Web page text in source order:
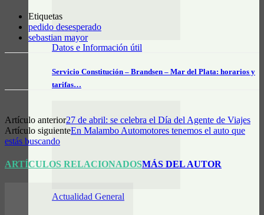
Datos e Información útil
Servicio Constitución – Brandsen – Mar del Plata: horarios y
tarifas…
Actualidad General
Etiquetas
pedido desesperado
sebastian mayor
Artículo anterior27 de abril: se celebra el Día del Agente de Viajes
Artículo siguienteEn Malambo Automotores tenemos el auto que
estás buscando
ARTÍCULOS RELACIONADOSMÁS DEL AUTOR